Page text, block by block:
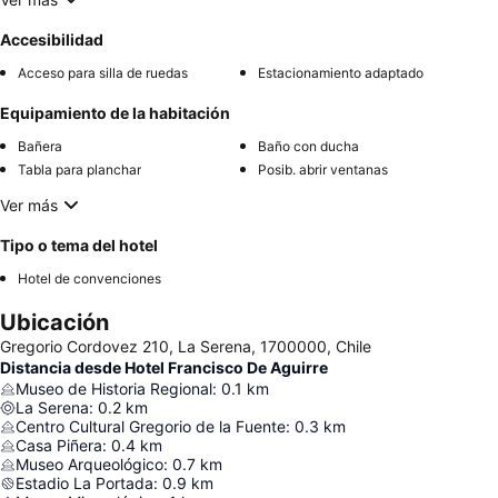
Accesibilidad
Acceso para silla de ruedas Estacionamiento adaptado
Equipamiento de la habitación
Bañera
Baño con ducha
Tabla para planchar
Posib. abrir ventanas
Ver más
Tipo o tema del hotel
Hotel de convenciones
Ubicación
Gregorio Cordovez 210, La Serena, 1700000, Chile
Distancia desde Hotel Francisco De Aguirre
Museo de Historia Regional: 0.1 km
La Serena: 0.2 km
Centro Cultural Gregorio de la Fuente: 0.3 km
Casa Piñera: 0.4 km
Museo Arqueológico: 0.7 km
Estadio La Portada: 0.9 km